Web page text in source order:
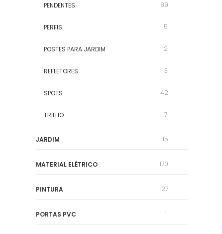
PENDENTES 89
PERFIS 5
POSTES PARA JARDIM 2
REFLETORES 3
SPOTS 42
TRILHO 7
JARDIM 15
MATERIAL ELÉTRICO 170
PINTURA 27
PORTAS PVC 1